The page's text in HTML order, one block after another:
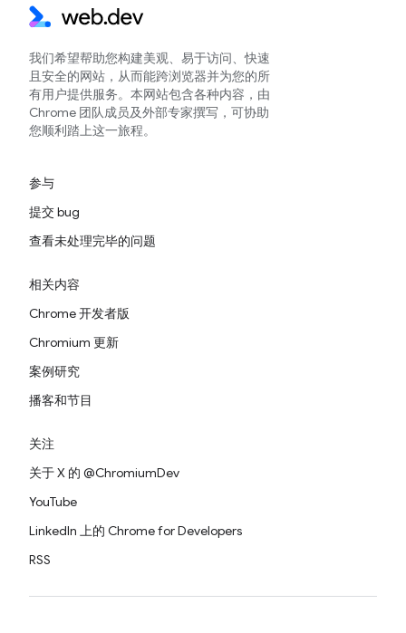
我们希望帮助您构建美观、易于访问、快速
且安全的网站，从而能跨浏览器并为您的所
有用户提供服务。本网站包含各种内容，由
Chrome 团队成员及外部专家撰写，可协助
您顺利踏上这一旅程。
参与
提交 bug
查看未处理完毕的问题
相关内容
Chrome 开发者版
Chromium 更新
案例研究
播客和节目
关注
关于 X 的 @ChromiumDev
YouTube
LinkedIn 上的 Chrome for Developers
RSS